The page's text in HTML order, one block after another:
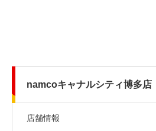
namcoキャナルシティ博多店
店舗情報